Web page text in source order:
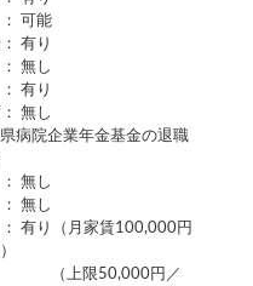
可能
有り
し
り
無し
病院企業年金基金の退職
無し
し
り（月家賃100,000円
円／